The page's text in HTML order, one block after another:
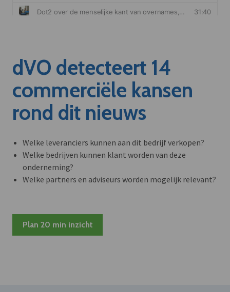
dVO detecteert 14
commerciële kansen
rond dit nieuws
Welke leveranciers kunnen aan dit bedrijf verkopen?
Welke bedrijven kunnen klant worden van deze
onderneming?
Welke partners en adviseurs worden mogelijk relevant?
Plan 20 min inzicht